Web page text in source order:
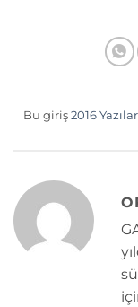
Bu giriş 2016